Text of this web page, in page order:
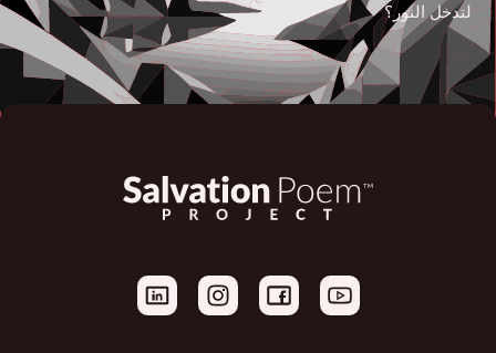
لتدخل النور؟